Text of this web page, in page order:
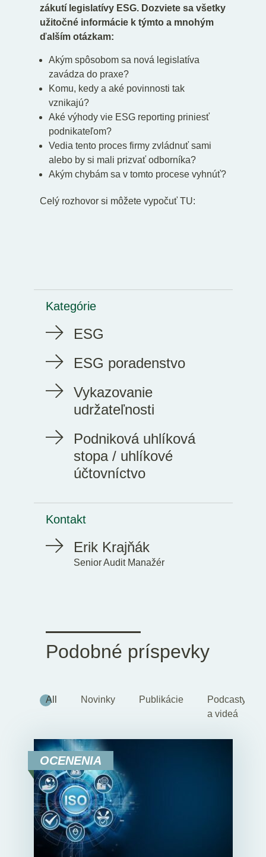
zákutí legislatívy ESG. Dozviete sa všetky
užitočné informácie k týmto a mnohým
ďalším otázkam:
Akým spôsobom sa nová legislatíva
zavádza do praxe?
Komu, kedy a aké povinnosti tak
vznikajú?
Aké výhody vie ESG reporting priniesť
podnikateľom?
Vedia tento proces firmy zvládnuť sami
alebo by si mali prizvať odborníka?
Akým chybám sa v tomto procese vyhnúť?
Celý rozhovor si môžete vypočuť TU:
Kategórie
ESG
ESG poradenstvo
Vykazovanie
udržateľnosti
Podniková uhlíková
stopa / uhlíkové
účtovníctvo
Kontakt
Erik Krajňák
Senior Audit Manažér
Podobné príspevky
All Novinky Publikácie
Podcasty
a videá
OCENENIA